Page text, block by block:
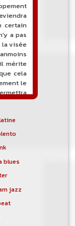
blues
blues
jazz
certain
a pas
visée
mérite
cela
le
de
être
Il va
sur le
vous
un
des